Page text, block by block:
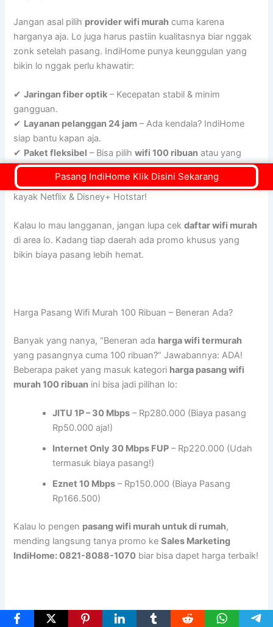
Jangan asal pilih provider wifi murah cuma karena
harganya aja. Lo juga harus pastiin kualitasnya biar nggak
zonk setelah pasang. IndiHome punya keunggulan yang
bikin lo nggak perlu khawatir:
✔Jaringan fiber optik – Kecepatan stabil & minim
gangguan.
✔ Layanan pelanggan 24 jam – Ada kendala? IndiHome
siap bantu kapan aja.
✔ Paket fleksibel – Bisa pilihwifi 100 ribuan atau yang
lebih kencang.
✔
Promo & bonus langganan– Banyak benefit tambahan,
kayak Netflix & Disney+ Hotstar!
Kalau lo mau langganan, jangan lupa cekdaftar wifi murah
di area lo. Kadang tiap daerah ada promo khusus yang
bikin biaya pasang lebih hemat.
Harga Pasang Wifi Murah 100 Ribuan – Beneran Ada?
Banyak yang nanya, “Beneran ada harga wifi termurah
yang pasangnya cuma 100 ribuan?” Jawabannya: ADA!
Beberapa paket yang masuk kategori harga pasang wifi
murah 100 ribuan ini bisa jadi pilihan lo:
JITU 1P – 30 Mbps – Rp280.000 (Biaya pasang
Rp50.000 aja!)
Internet Only 30 Mbps FUP – Rp220.000 (Udah
termasuk biaya pasang!)
Eznet 10 Mbps – Rp150.000 (Biaya Pasang
Rp166.500)
Kalau lo pengen pasang wifi murah untuk di rumah,
mending langsung tanya promo keSales Marketing
IndiHome: 0821-8088-1070 biar bisa dapet harga terbaik!
Rekomendasi Wifi Murah yang Paling Worth It di Tahun Ini!
Pasang IndiHome Klik Disini Sekarang